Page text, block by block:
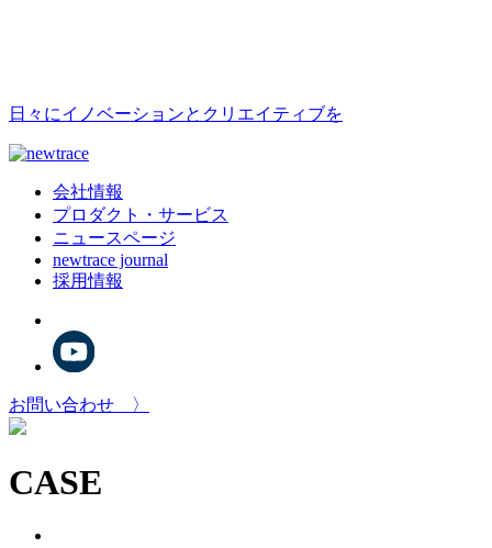
日々にイノベーションとクリエイティブを
会社情報
プロダクト・サービス
ニュースページ
newtrace journal
採用情報
お問い合わせ 〉
CASE